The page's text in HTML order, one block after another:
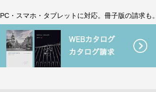
PC・スマホ・タブレットに対応。冊子版の請求も。